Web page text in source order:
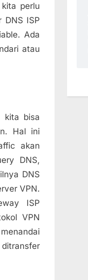
perlu
DNS ISP
Ada
atau
kita bisa
Hal ini
akan
DNS,
DNS
VPN.
ISP
VPN